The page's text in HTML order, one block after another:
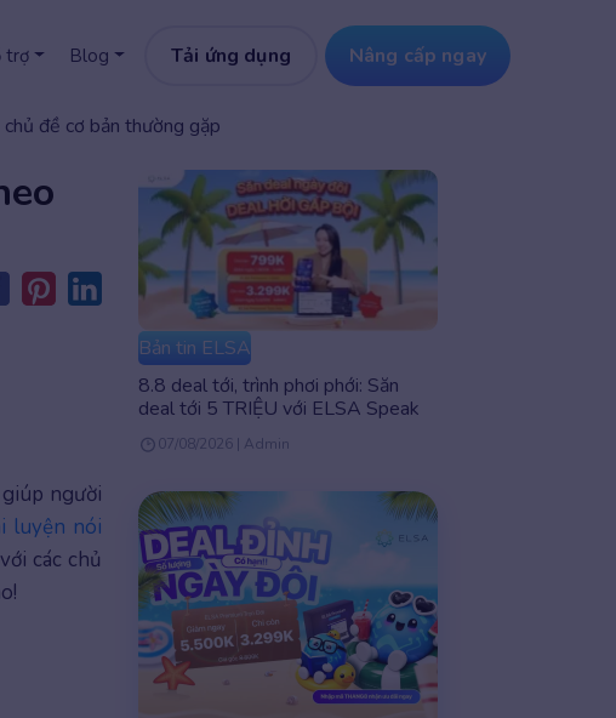
trợ Blog Tải ứng dụng Nâng cấp ngay
đề cơ bản thường gặp
người
luyện nói
các chủ
Bản tin ELSA
8.8 deal tới, trình phơi phới: Săn
deal tới 5 TRIỆU với ELSA Speak
07/08/2026 | Admin